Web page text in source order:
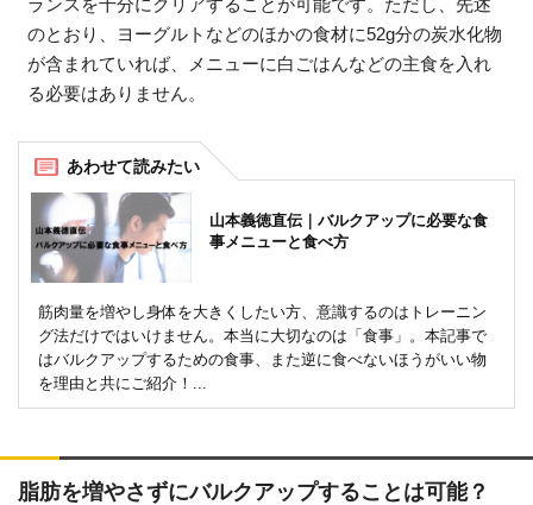
のとおり、ヨーグルトなどのほかの食材に52g分の炭水化物
が含まれていれば、メニューに白ごはんなどの主食を入れ
る必要はありません。
山本義徳直伝｜バルクアップに必要な食
事メニューと食べ方
筋肉量を増やし身体を大きくしたい方、意識するのはトレーニン
グ法だけではいけません。本当に大切なのは「食事」。本記事で
はバルクアップするための食事、また逆に食べないほうがいい物
を理由と共にご紹介！...
脂肪を増やさずにバルクアップすることは可能？